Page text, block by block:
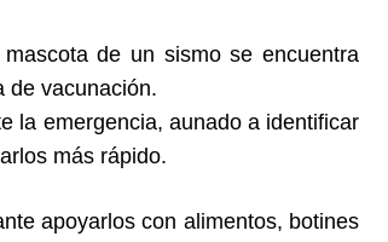
de un sismo se encuentra
de vacunación.
la emergencia, aunado a identificar
más rápido.
apoyarlos con alimentos, botines